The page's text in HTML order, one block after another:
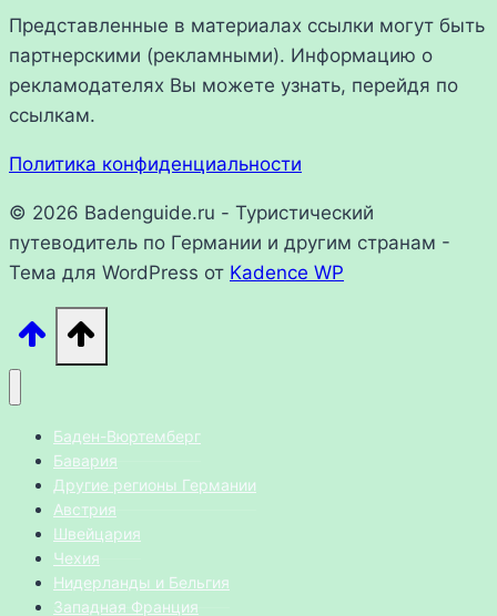
Представленные в материалах ссылки могут быть
партнерскими (рекламными). Информацию о
рекламодателях Вы можете узнать, перейдя по
ссылкам.
Политика конфиденциальности
© 2026 Badenguide.ru - Туристический
путеводитель по Германии и другим странам -
Тема для WordPress от Kadence WP
Баден-Вюртемберг
Бавария
Другие регионы Германии
Австрия
Швейцария
Чехия
Нидерланды и Бельгия
Западная Франция